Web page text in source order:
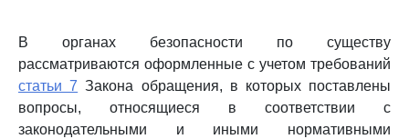
В органах безопасности по существу
рассматриваются оформленные с учетом требований
статьи 7 Закона обращения, в которых поставлены
вопросы, относящиеся в соответствии с
законодательными и иными нормативными